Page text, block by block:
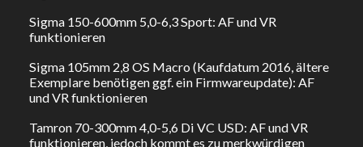
Sigma 150-600mm 5,0-6,3 Sport: AF und VR
funktionieren
Sigma 105mm 2,8 OS Macro (Kaufdatum 2016, ältere
Exemplare benötigen ggf. ein Firmwareupdate): AF
und VR funktionieren
Tamron 70-300mm 4,0-5,6 Di VC USD: AF und VR
funktionieren, jedoch kommt es zu merkwürdigen